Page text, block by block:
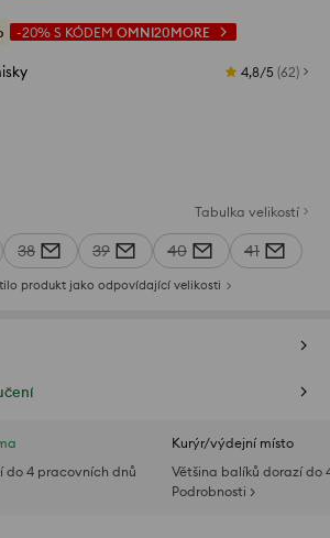
-20% S KÓDEM OMNI20MORE
4,8/5 (62)
Tabulka velikostí
38 39 40 41
produkt jako odpovídající velikosti
do 4 pracovních dnů
Kurýr/výdejní místo
Většina balíků dorazí do
Podrobnosti >